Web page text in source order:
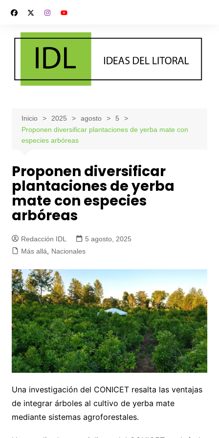
contenido
Inicio 2025 agosto
5
Proponen diversificar plantaciones de yerba mate con
especies arbóreas
Proponen diversificar
plantaciones de yerba
mate con especies
arbóreas
Redacción IDL
5 agosto, 2025
Más allá, Nacionales
Una investigación del CONICET resalta las ventajas
de integrar árboles al cultivo de yerba mate
mediante sistemas agroforestales.